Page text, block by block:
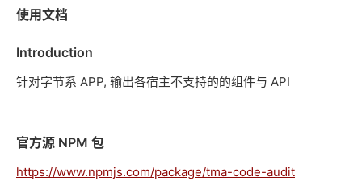
使用文档
Introduction
针对字节系 APP, 输出各宿主不支持的的组件与 API
官方源 NPM 包
https://www.npmjs.com/package/tma-code-audit